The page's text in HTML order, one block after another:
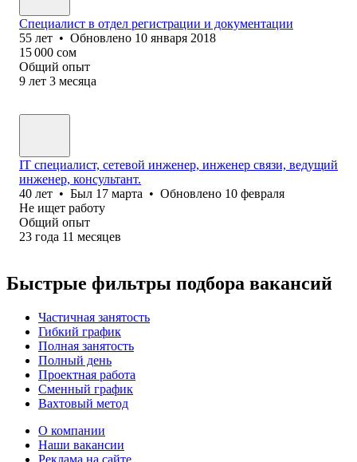
Специалист в отдел регистрации и документации
55 лет • Обновлено 10 января 2018
15 000 сом
Общий опыт
9 лет 3 месяца
IT специалист, сетевой инженер, инженер связи, ведущий
инженер, консультант.
40 лет • Был 17 марта • Обновлено 10 февраля
Не ищет работу
Общий опыт
23 года 11 месяцев
Быстрые фильтры подбора вакансий
Частичная занятость
Гибкий график
Полная занятость
Полный день
Проектная работа
Сменный график
Вахтовый метод
О компании
Наши вакансии
Реклама на сайте